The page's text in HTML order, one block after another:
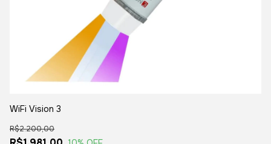
WiFi Vision 3
R$2.200,00